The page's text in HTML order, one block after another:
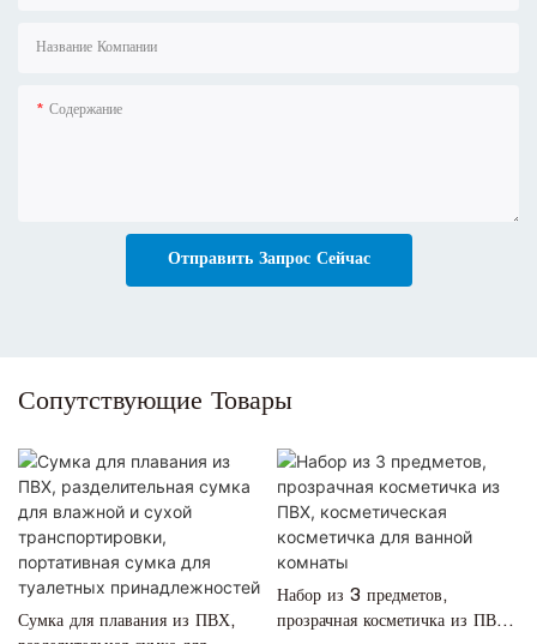
Название Компании
Содержание
Отправить Запрос Сейчас
Сопутствующие Товары
Сумка для плавания из ПВХ,
Набор из 3 предметов,
прозрачная косметичка из ПВХ,